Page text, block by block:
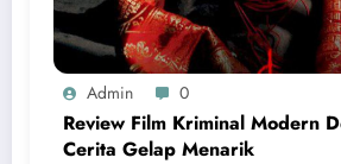
Admin 0
Review Film Kriminal Modern
Cerita Gelap Menarik